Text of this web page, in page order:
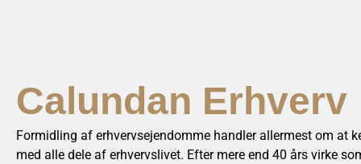
Calundan Erhverv
Formidling af erhvervsejendomme handler allermest om at
med alle dele af erhvervslivet. Efter mere end 40 års virke